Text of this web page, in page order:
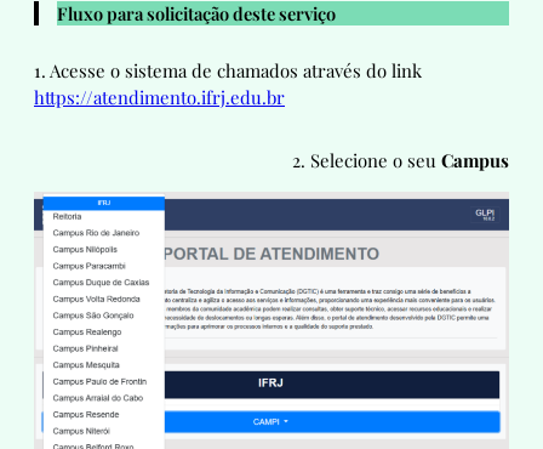
Fluxo para solicitação deste serviço
1. Acesse o sistema de chamados através do link
https://atendimento.ifrj.edu.br
2. Selecione o seu Campus